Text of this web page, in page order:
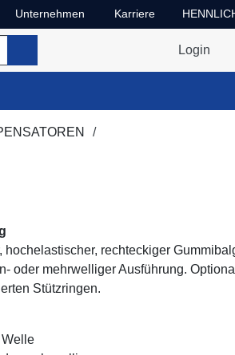
Unternehmen
Dropdown-Menü Unternehmen
Karriere
Dropdown-Menü
Login
hochelastischer, rechteckiger
oder mehrwelliger Ausführung.
Stützringen.